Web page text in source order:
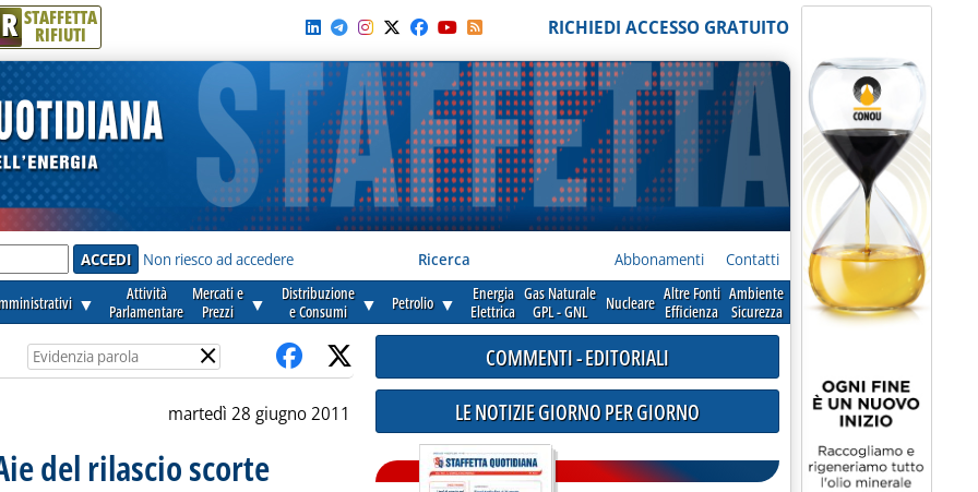
R STAFFETTA
RIFIUTI RICHIEDI ACCESSO GRATUITO
Non riesco ad accedere Ricerca Abbonamenti Contatti
▼
Attività
Parlamentare
Mercati e
Prezzi
▼
Distribuzione
e Consumi
▼ Petrolio ▼
Energia
Elettrica
Gas Naturale
GPL - GNL
Nucleare Altre Fonti
Efficienza
Ambiente
Sicurezza
×
martedì 28 giugno 2011
del rilascio scorte
COMMENTI - EDITORIALI
LE NOTIZIE GIORNO PER GIORNO